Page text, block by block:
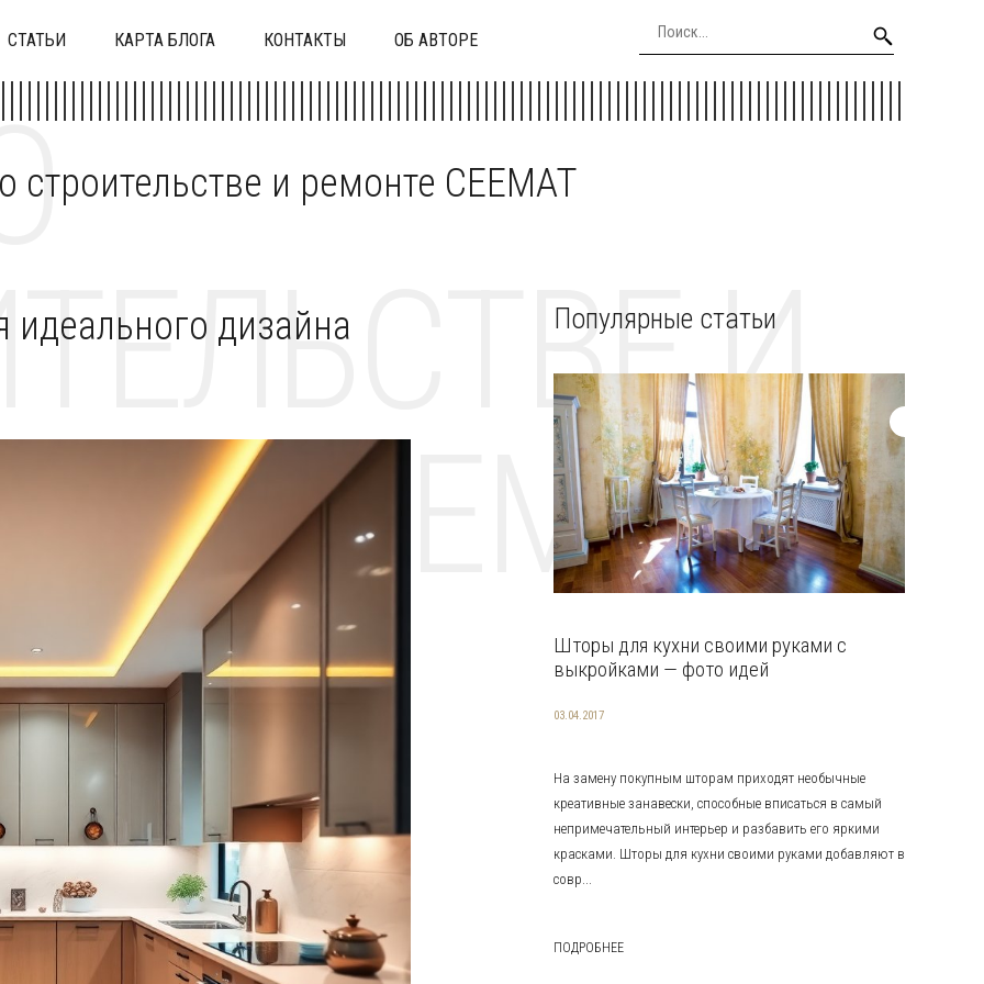
СТАТЬИ КАРТА БЛОГА КОНТАКТЫ ОБ АВТОРЕ
строительстве и ремонте CEEMAT
И
CEEMAT
дизайна Популярные статьи
Шторы для кухни своими руками с
выкройками — фото идей
03.04.2017
На замену покупным шторам приходят необычные
креативные занавески, способные вписаться в самый
непримечательный интерьер и разбавить его яркими
красками. Шторы для кухни своими руками добавляют в
совр...
ПОДРОБНЕЕ